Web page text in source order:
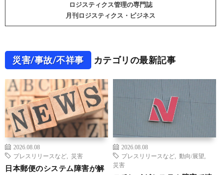
ロジスティクス管理の専門誌
月刊ロジスティクス・ビジネス
災害/事故/不祥事 カテゴリの最新記事
2026.08.08
プレスリリースなど
災害
日本郵便のシステム障害が解
2026.08.08
プレスリリースなど
動向/展望
災害